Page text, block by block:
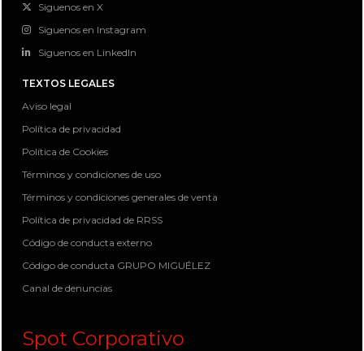
Siguenos en X
Siguenos en Instagram
Siguenos en LinkedIn
TEXTOS LEGALES
Aviso legal
Política de privacidad
Política de Cookies
Términos y condiciones de uso
Términos y condiciones generales de venta
Política de privacidad de RRSS
Código de conducta externo
Código de conducta GRUPO MIGUÉLEZ
Canal de denuncias
Spot Corporativo